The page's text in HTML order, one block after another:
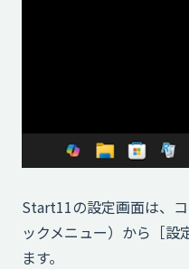
Start11の設定画面は、
ックメニュー）から［
ます。